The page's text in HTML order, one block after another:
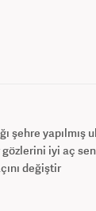
şehre yapılmış
iyi aç
değiştir